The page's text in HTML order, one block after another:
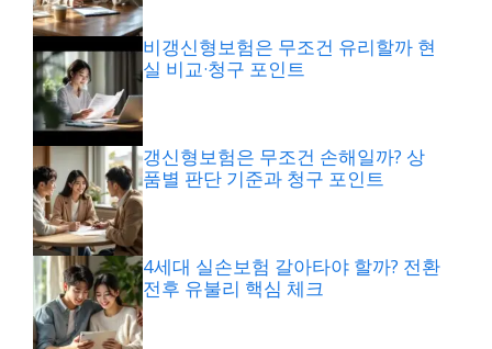
비갱신형보험은 무조건 유리할까 현
실 비교·청구 포인트
갱신형보험은 무조건 손해일까? 상
품별 판단 기준과 청구 포인트
4세대 실손보험 갈아타야 할까? 전환
전후 유불리 핵심 체크